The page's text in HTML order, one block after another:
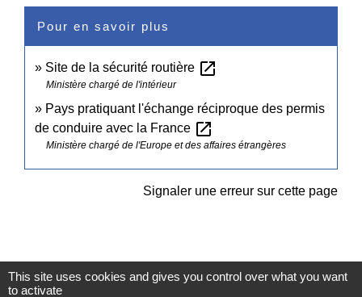
Pour en savoir plus
Site de la sécurité routière open_in_new
Ministère chargé de l'intérieur
Pays pratiquant l'échange réciproque des permis
de conduire avec la France open_in_new
Ministère chargé de l'Europe et des affaires étrangères
Signaler une erreur sur cette page
This site uses cookies and gives you control over what you want
to activate